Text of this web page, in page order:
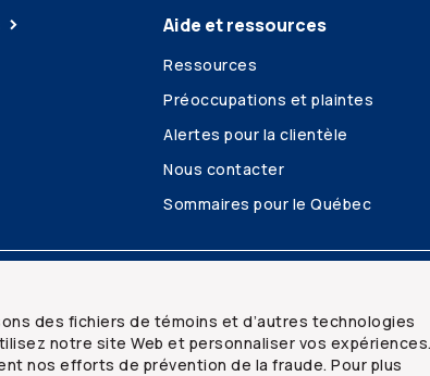
des fichiers de témoins et d’autres technologies
notre site Web et personnaliser vos
nos efforts de prévention de la fraude. Pour plus
Aide et ressources
Ressources
Préoccupations et plaintes
Alertes pour la clientèle
Nous contacter
Sommaires pour le Québec